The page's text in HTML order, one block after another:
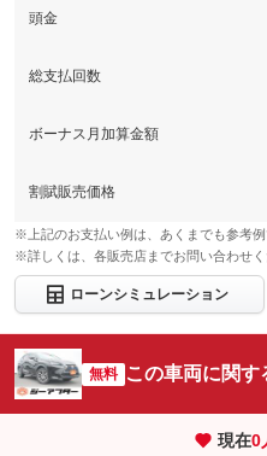
頭金
総支払回数
ボーナス月加算金額
割賦販売価格
※上記のお支払い例は、あくまでも参考例
※詳しくは、各販売店までお問い合わせく
ローンシミュレーション
無料 この車両に関
現在0